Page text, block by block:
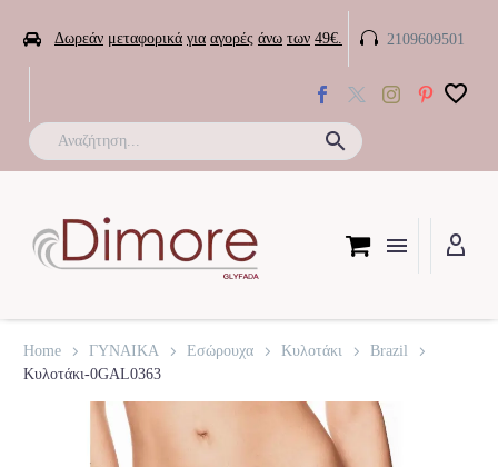
 Δωρεάν μεταφορικά για αγορές άνω των 49€. 
 2109609501
Home ΓΥΝΑΙΚΑ Εσώρουχα Κυλοτάκι
Brazil
Κυλοτάκι-0GAL0363